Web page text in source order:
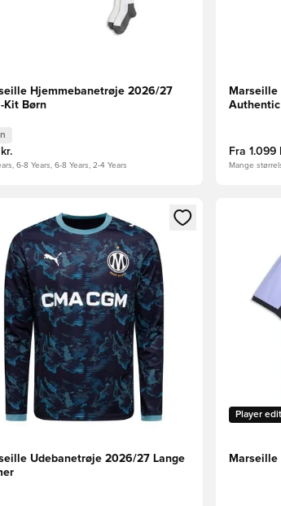
Hjemmebanetrøje 2026/27
Kit Børn
6-8 Years, 6-8 Years, 2-4 Years
Authentic
Fra 1.099
Mange
medlem
en Modal til at logge ind eller tilmelde dig som
Udebanetrøje 2026/27 Lange
Åbner
Player